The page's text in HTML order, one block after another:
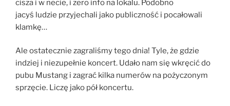
cisza i w necie, i zero info na lokalu. Podobno
jacyś ludzie przyjechali jako publiczność i pocałowali
klamkę…
Ale ostatecznie zagraliśmy tego dnia! Tyle, że gdzie
indziej i niezupełnie koncert. Udało nam się wkręcić do
pubu Mustang i zagrać kilka numerów na pożyczonym
sprzęcie. Liczę jako pół koncertu.